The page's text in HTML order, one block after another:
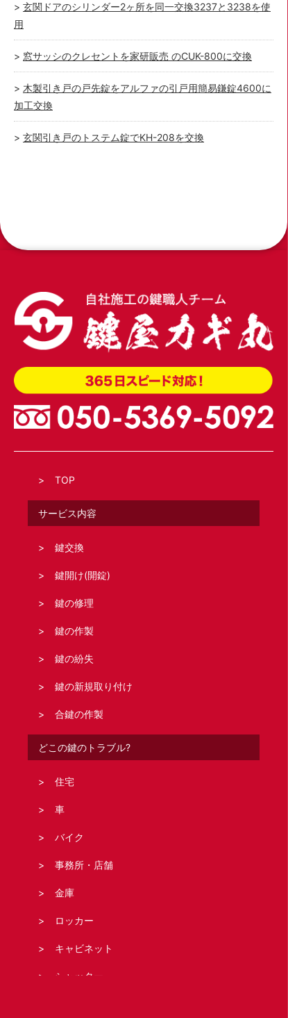
玄関ドアのシリンダー2ヶ所を同一交換3237と3238を使
用
窓サッシのクレセントを家研販売 のCUK-800に交換
木製引き戸の戸先錠をアルファの引戸用簡易鎌錠4600に
加工交換
玄関引き戸のトステム錠でKH-208を交換
TOP
サービス内容
鍵交換
鍵開け(開錠)
鍵の修理
鍵の作製
鍵の紛失
鍵の新規取り付け
合鍵の作製
どこの鍵のトラブル?
住宅
車
バイク
事務所・店舗
金庫
ロッカー
キャビネット
シャッター